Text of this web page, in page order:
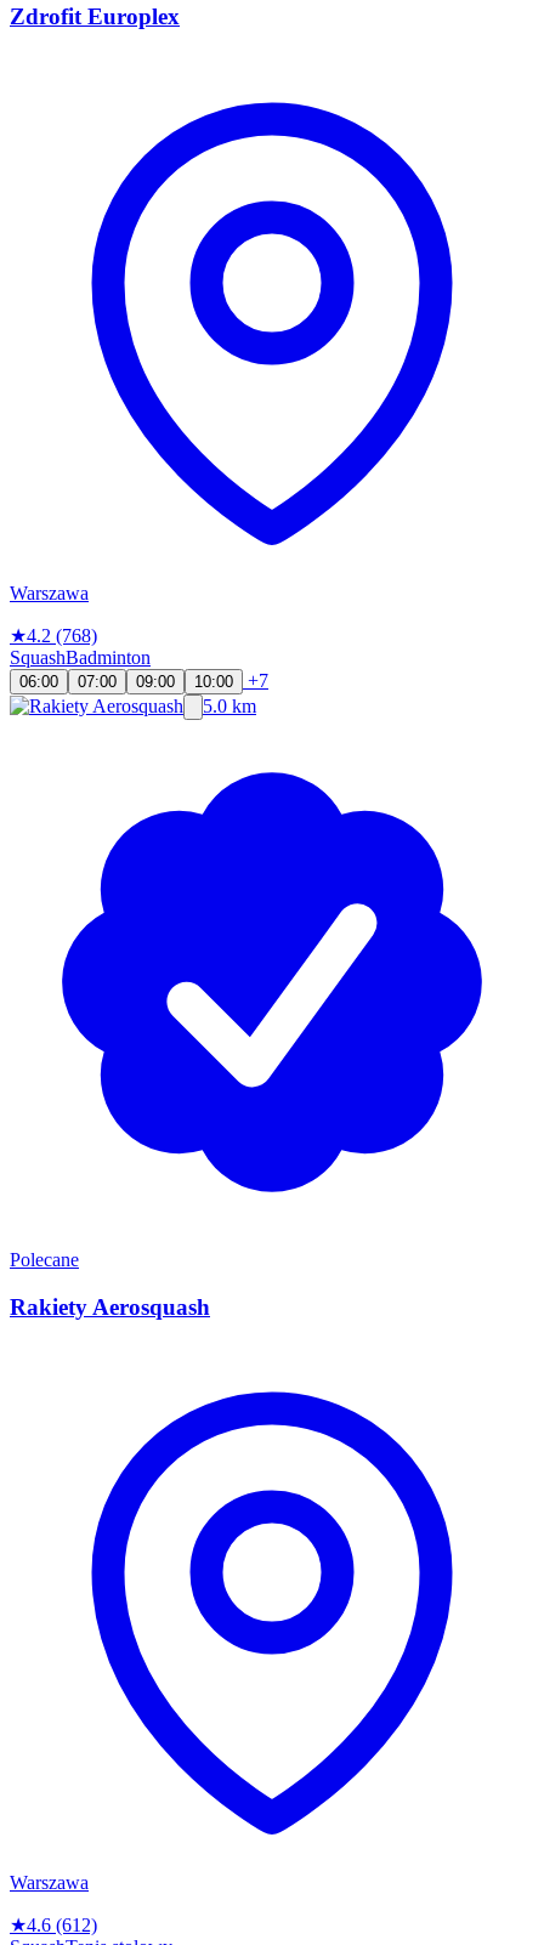
Zdrofit Europlex
Warszawa
★4.2 (768)
SquashBadminton
06:00 07:00 09:00 10:00
+7
5.0 km
Polecane
Rakiety Aerosquash
Warszawa
★4.6 (612)